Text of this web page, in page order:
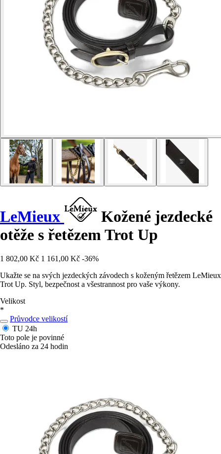
LeMieux
Kožené jezdecké
otěže s řetězem Trot Up
1 802,00 Kč 1 161,00 Kč -36%
Ukažte se na svých jezdeckých závodech s koženým řetězem LeMieux
Trot Up. Styl, bezpečnost a všestrannost pro vaše výkony.
Velikost
*
Průvodce velikostí
TU 24h
Toto pole je povinné
Odesláno za 24 hodin